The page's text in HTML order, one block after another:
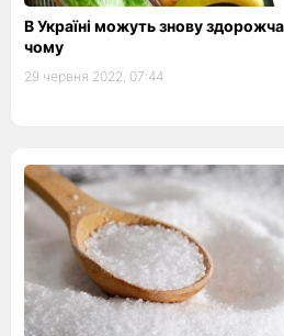
В Україні можуть знову
чому
29 червня 2022, 07:44